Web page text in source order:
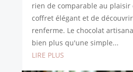
rien de comparable au
coffret élégant et de
renferme. Le chocolat
bien plus qu'une simple...
LIRE PLUS